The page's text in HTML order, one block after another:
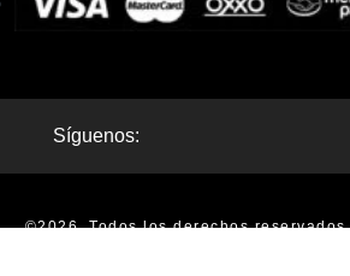
Síguenos:
©2026. Todos los derechos